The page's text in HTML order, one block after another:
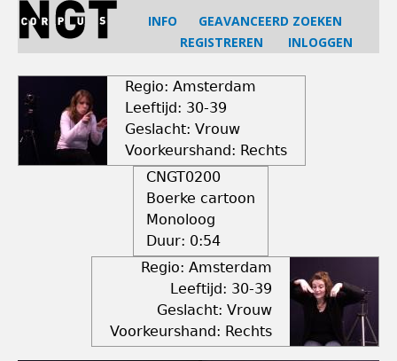
Jump
navigation
INFO
GEAVANCEERD ZOEKEN
REGISTREREN
INLOGGEN
top
Regio: Amsterdam
Leeftijd: 30-39
Geslacht: Vrouw
Voorkeurshand: Rechts
CNGT0200
Boerke cartoon
Monoloog
Duur: 0:54
Regio: Amsterdam
Leeftijd: 30-39
Geslacht: Vrouw
Voorkeurshand: Rechts